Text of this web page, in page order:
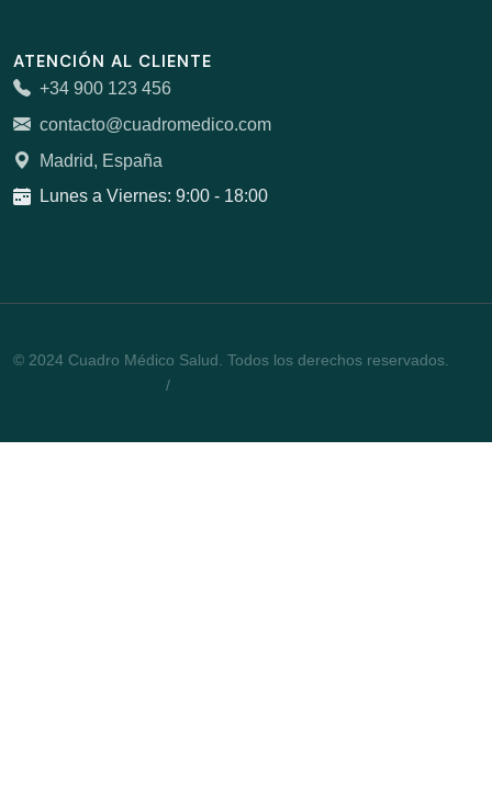
ATENCIÓN AL CLIENTE
+34 900 123 456
contacto@cuadromedico.com
Madrid, España
Lunes a Viernes: 9:00 - 18:00
© 2024 Cuadro Médico Salud. Todos los derechos reservados.
/